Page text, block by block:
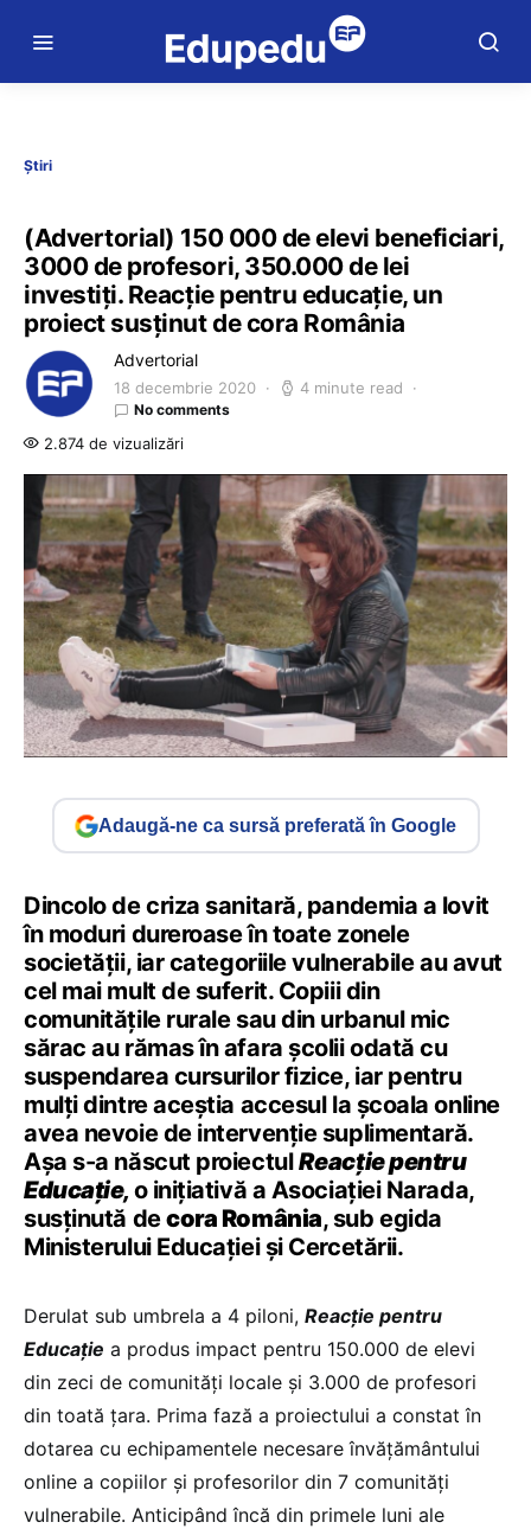
Știri
(Advertorial) 150 000 de elevi beneficiari,
3000 de profesori, 350.000 de lei
investiți. Reacție pentru educație, un
proiect susținut de cora România
Advertorial
18 decembrie 2020 4 minute read
No comments
2.874 de vizualizări
Adaugă-ne ca sursă preferată în Google
Dincolo de criza sanitară, pandemia a lovit
în moduri dureroase în toate zonele
societății, iar categoriile vulnerabile au avut
cel mai mult de suferit. Copiii din
comunitățile rurale sau din urbanul mic
sărac au rămas în afara școlii odată cu
suspendarea cursurilor fizice, iar pentru
mulți dintre aceștia accesul la școala online
avea nevoie de intervenție suplimentară.
Așa s-a născut proiectulReacție pentru
Educație, o inițiativă a Asociației Narada,
susținută decora România, sub egida
Ministerului Educației și Cercetării.
Derulat sub umbrela a 4 piloni, Reacție pentru
Educație a produs impact pentru 150.000 de elevi
din zeci de comunități locale și 3.000 de profesori
din toată țara. Prima fază a proiectului a constat în
dotarea cu echipamentele necesare învățământului
online a copiilor și profesorilor din 7 comunități
vulnerabile. Anticipând încă din primele luni ale